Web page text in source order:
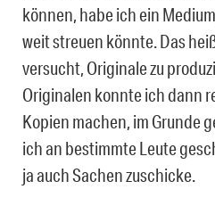
können, habe ich ein
weit streuen könnte. Das
versucht, Originale zu
Originalen konnte ich dann
Kopien machen, im Grunde
ich an bestimmte Leute
ja auch Sachen zuschicke.